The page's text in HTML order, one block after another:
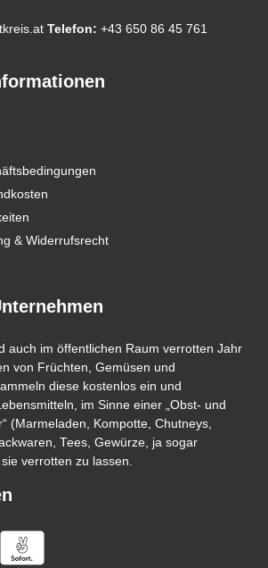
Telefon: +43 650 86 45 761
& Widerrufsrecht
auch im öffentlichen Raum verrotten Jahr
von Früchten, Gemüsen und
diese kostenlos ein und
im Sinne einer „Obst- und
(Marmeladen, Kompotte, Chutneys,
Tees, Gewürze, ja sogar
verrotten zu lassen.